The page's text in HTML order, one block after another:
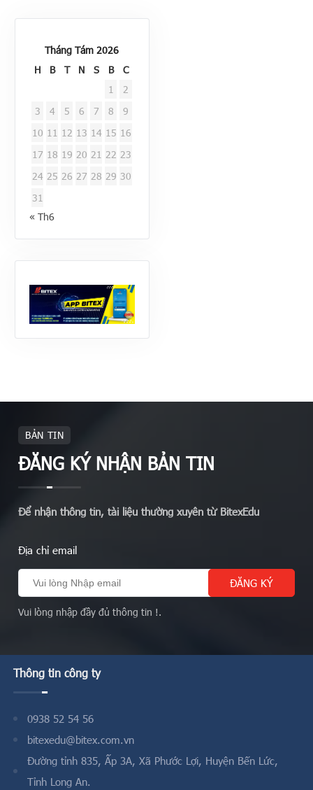
Tháng Tám 2026
H
B T N S B
C
1
2
3
4 5 6 7 8
9
10 11 12 13 14 15 16
17 18 19 20 21 22 23
24 25 26 27 28 29 30
31
« Th6
BẢN TIN
ĐĂNG KÝ NHẬN BẢN TIN
Để nhận thông tin, tài liệu thường xuyên từ BitexEdu
Địa chỉ email
Vui lòng nhập đầy đủ thông tin !.
Thông tin công ty
0938 52 54 56
bitexedu@bitex.com.vn
Đường tỉnh 835, Ấp 3A, Xã Phước Lợi, Huyện Bến Lức,
Tỉnh Long An.